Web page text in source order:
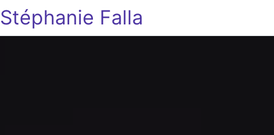
Stéphanie Falla